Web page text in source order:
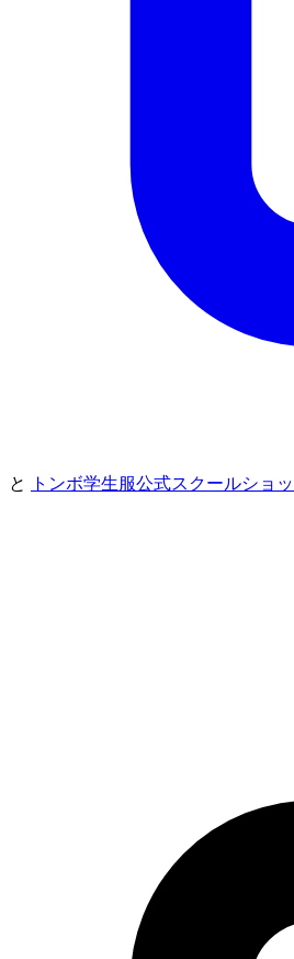
と トンボ学生服公式スクールショ